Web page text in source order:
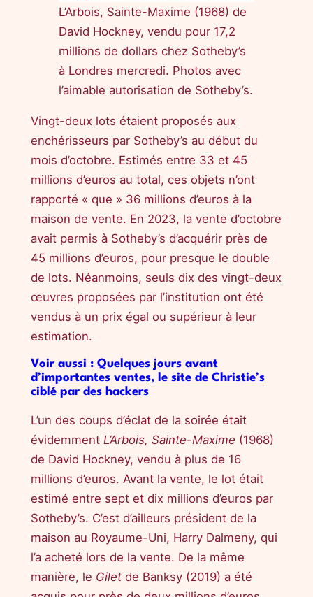
L’Arbois, Sainte-Maxime (1968) de
David Hockney, vendu pour 17,2
millions de dollars chez Sotheby’s
à Londres mercredi. Photos avec
l’aimable autorisation de Sotheby’s.
Vingt-deux lots étaient proposés aux
enchérisseurs par Sotheby’s au début du
mois d’octobre. Estimés entre 33 et 45
millions d’euros au total, ces objets n’ont
rapporté « que » 36 millions d’euros à la
maison de vente. En 2023, la vente d’octobre
avait permis à Sotheby’s d’acquérir près de
45 millions d’euros, pour presque le double
de lots. Néanmoins, seuls dix des vingt-deux
œuvres proposées par l’institution ont été
vendus à un prix égal ou supérieur à leur
estimation.
Voir aussi : Quelques jours avant
d’importantes ventes, le site de Christie’s
ciblé par des hackers
L’un des coups d’éclat de la soirée était
évidemment L’Arbois, Sainte-Maxime (1968)
de David Hockney, vendu à plus de 16
millions d’euros. Avant la vente, le lot était
estimé entre sept et dix millions d’euros par
Sotheby’s. C’est d’ailleurs président de la
maison au Royaume-Uni, Harry Dalmeny, qui
l’a acheté lors de la vente. De la même
manière, le Giletde Banksy (2019) a été